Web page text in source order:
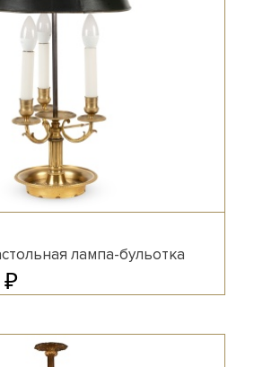
лампа-бульотка
₽